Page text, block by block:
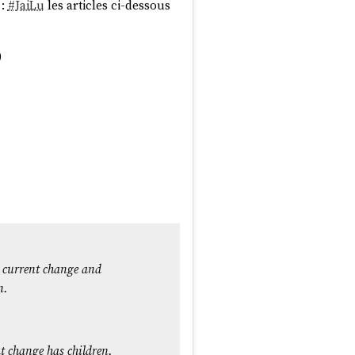
:#JaiLu les articles ci-dessous
change and
has children,